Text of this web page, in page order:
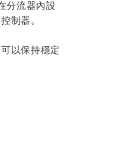
分流器內設
制器。
以保持穩定